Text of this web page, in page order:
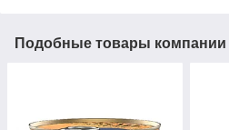
Подобные товары компании